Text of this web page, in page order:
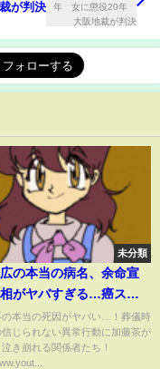
が判決
未分類
の本当の病名、余命宣
がヤバすぎる…癌ステ
存率の低さに驚きを隠せ
『SMAP』元リーダーの
や復帰の真相に一同驚
の本当の死因がヤバい…！葬儀時
じられない異常行動に加藤茶が
き崩れる関係者たち！